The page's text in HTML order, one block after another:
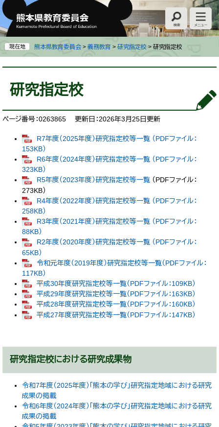
ペ
ー
ジ
の
先
頭
で
メ
ニ
ュ
ー
を
飛
ば
へ
現在地 熊本県教育委員会 > 義務教育 > 研究指定校 > 研究指定校
研究指定校
ページ番号：0263865 更新日：2026年3月25日更新
R7年度（2025年度）研究指定校等一覧 （PDFファイル：
153KB）
R6年度（2024年度）研究指定校等一覧 （PDFファイル：
323KB）
R5年度（2023年度）研究指定校等一覧 （PDFファイル：
273KB）
R4年度（2022年度）研究指定校等一覧 （PDFファイル：
258KB）
R3年度（2021年度）研究指定校等一覧 （PDFファイル：
88KB）
R2年度（2020年度）研究指定校等一覧 （PDFファイル：
65KB）
令和元年度（2019年度）研究指定校等一覧（PDFファイル：
117KB）
平成30年度研究指定校等一覧（PDFファイル：109KB）
平成29年度研究指定校等一覧（PDFファイル：163KB）
平成28年度研究指定校等一覧（PDFファイル：160KB）
平成27年度研究指定校等一覧（PDFファイル：147KB）
研究指定校における研究成果物
令和7年度（2025年度）「熊本の学び」研究指定地域における研究
成果の掲載
令和6年度（2024年度）「熊本の学び」研究指定地域における研究
成果の掲載